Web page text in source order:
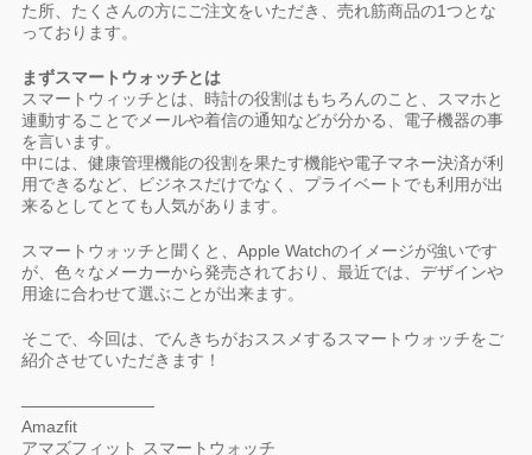
た所、たくさんの方にご注文をいただき、売れ筋商品の1つとな
っております。
まずスマートウォッチとは
スマートウィッチとは、時計の役割はもちろんのこと、スマホと
連動することでメールや着信の通知などが分かる、電子機器の事
を言います。
中には、健康管理機能の役割を果たす機能や電子マネー決済が利
用できるなど、ビジネスだけでなく、プライベートでも利用が出
来るとしてとても人気があります。
スマートウォッチと聞くと、Apple Watchのイメージが強いです
が、色々なメーカーから発売されており、最近では、デザインや
用途に合わせて選ぶことが出来ます。
そこで、今回は、でんきちがおススメするスマートウォッチをご
紹介させていただきます！
————————
Amazfit
アマズフィット スマートウォッチ